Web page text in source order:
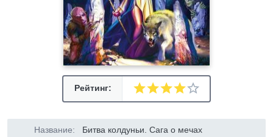
Рейтинг:
Название: Битва колдуньи. Сага о мечах